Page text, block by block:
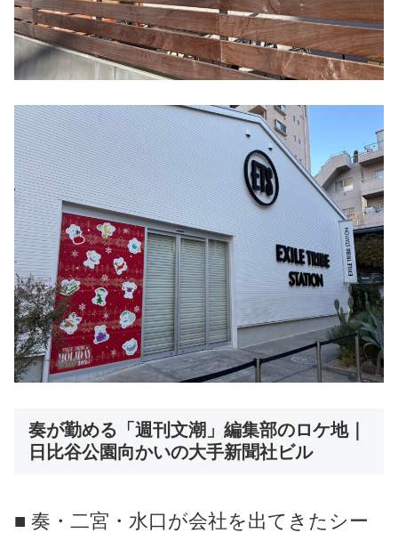
奏が勤める「週刊文潮」編集部のロケ地｜
日比谷公園向かいの大手新聞社ビル
■ 奏・二宮・水口が会社を出てきたシー